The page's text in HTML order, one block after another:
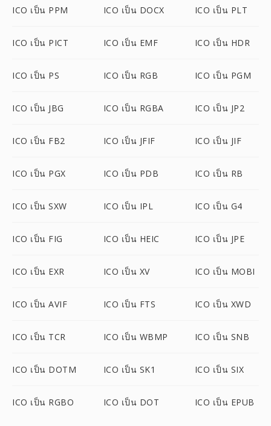
ICO เป็น PPM ICO เป็น DOCX ICO เป็น PLT
ICO เป็น PICT ICO เป็น EMF ICO เป็น HDR
ICO เป็น PS ICO เป็น RGB ICO เป็น PGM
ICO เป็น JBG ICO เป็น RGBA ICO เป็น JP2
ICO เป็น FB2 ICO เป็น JFIF ICO เป็น JIF
ICO เป็น PGX ICO เป็น PDB ICO เป็น RB
ICO เป็น SXW ICO เป็น IPL ICO เป็น G4
ICO เป็น FIG ICO เป็น HEIC ICO เป็น JPE
ICO เป็น EXR ICO เป็น XV ICO เป็น MOBI
ICO เป็น AVIF ICO เป็น FTS ICO เป็น XWD
ICO เป็น TCR ICO เป็น WBMP ICO เป็น SNB
ICO เป็น DOTM ICO เป็น SK1 ICO เป็น SIX
ICO เป็น RGBO ICO เป็น DOT ICO เป็น EPUB